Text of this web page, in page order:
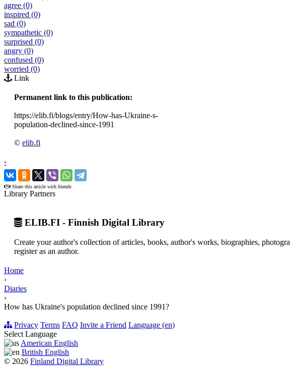
agree (0)
inspired (0)
sad (0)
sympathetic (0)
surprised (0)
angry (0)
confused (0)
worried (0)
Link
Permanent link to this publication:
https://elib.fi/blogs/entry/How-has-Ukraine-s-
population-declined-since-1991
© elib.fi
‹
›
Share this article with friends
Library Partners
ELIB.FI - Finnish Digital Library
Create your author's collection of articles, books, author's works, biographies,
register as an author.
Home
›
Diaries
›
How has Ukraine's population declined since 1991?
Privacy Terms FAQ Invite a Friend Language (en)
Select Language
American English
British English
© 2026 Finland Digital Library